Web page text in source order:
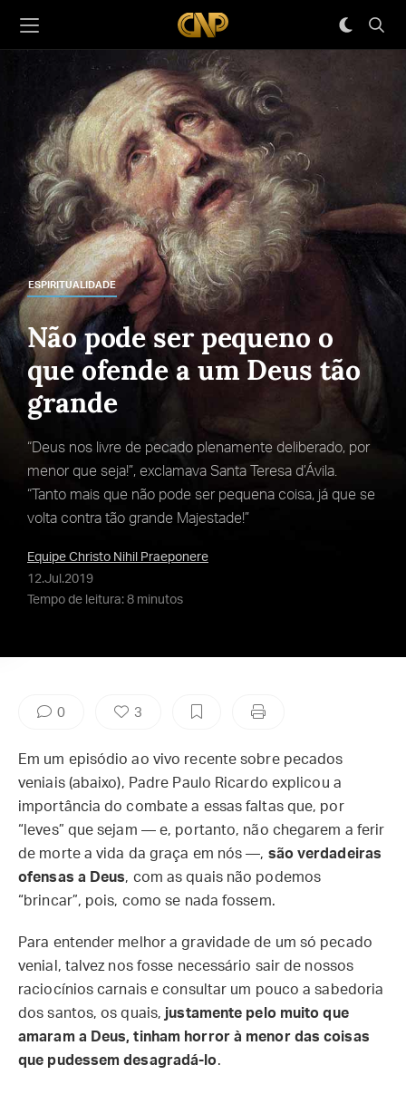
ESPIRITUALIDADE
Não pode ser pequeno o
que ofende a um Deus tão
grande
“Deus nos livre de pecado plenamente deliberado, por
menor que seja!”, exclamava Santa Teresa d’Ávila.
“Tanto mais que não pode ser pequena coisa, já que se
volta contra tão grande Majestade!”
Equipe Christo Nihil Praeponere
12.Jul.2019
Tempo de leitura: 8 minutos
0 3
Em um episódio ao vivo recente sobre pecados
veniais (abaixo), Padre Paulo Ricardo explicou a
importância do combate a essas faltas que, por
“leves” que sejam — e, portanto, não chegarem a ferir
de morte a vida da graça em nós —, são verdadeiras
ofensas a Deus, com as quais não podemos
“brincar”, pois, como se nada fossem.
Para entender melhor a gravidade de um só pecado
venial, talvez nos fosse necessário sair de nossos
raciocínios carnais e consultar um pouco a sabedoria
dos santos, os quais, justamente pelo muito que
amaram a Deus, tinham horror à menor das coisas
que pudessem desagradá-lo.